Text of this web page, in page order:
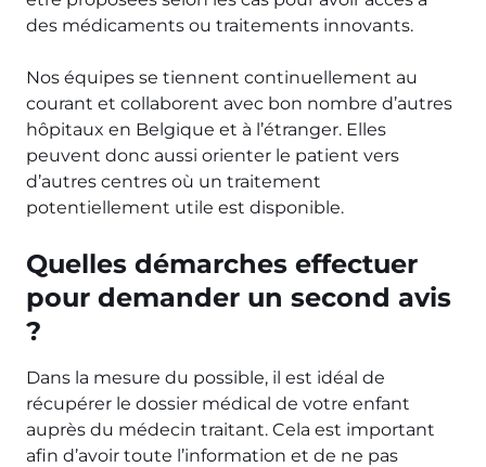
des médicaments ou traitements innovants.
Nos équipes se tiennent continuellement au
courant et collaborent avec bon nombre d’autres
hôpitaux en Belgique et à l’étranger. Elles
peuvent donc aussi orienter le patient vers
d’autres centres où un traitement
potentiellement utile est disponible.
Quelles démarches effectuer
pour demander un second avis
?
Dans la mesure du possible, il est idéal de
récupérer le dossier médical de votre enfant
auprès du médecin traitant. Cela est important
afin d’avoir toute l’information et de ne pas